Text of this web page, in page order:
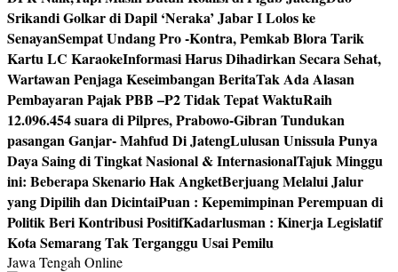
Srikandi Golkar di Dapil ‘Neraka’ Jabar I Lolos ke
SenayanSempat Undang Pro -Kontra, Pemkab Blora Tarik
Kartu LC KaraokeInformasi Harus Dihadirkan Secara Sehat,
Wartawan Penjaga Keseimbangan BeritaTak Ada Alasan
Pembayaran Pajak PBB –P2 Tidak Tepat WaktuRaih
12.096.454 suara di Pilpres, Prabowo-Gibran Tundukan
pasangan Ganjar- Mahfud Di JatengLulusan Unissula Punya
Daya Saing di Tingkat Nasional & InternasionalTajuk Minggu
ini: Beberapa Skenario Hak AngketBerjuang Melalui Jalur
yang Dipilih dan DicintaiPuan : Kepemimpinan Perempuan di
Politik Beri Kontribusi PositifKadarlusman : Kinerja Legislatif
Kota Semarang Tak Terganggu Usai Pemilu
Jawa Tengah Online